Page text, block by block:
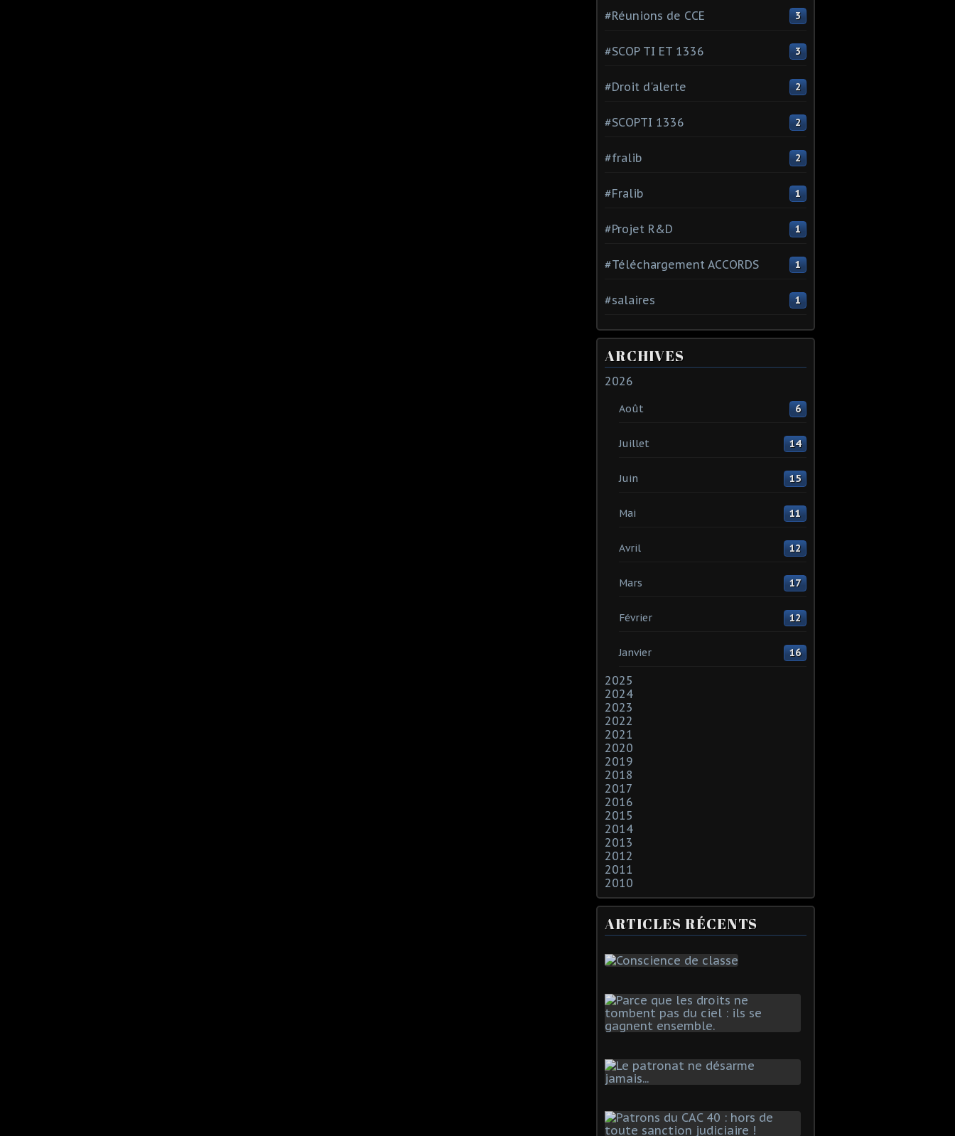
#Réunions de CCE 3
#SCOP TI ET 1336 3
#Droit d'alerte 2
#SCOPTI 1336 2
#fralib 2
#Fralib 1
#Projet R&D 1
#Téléchargement ACCORDS 1
#salaires 1
ARCHIVES
2026
Août 6
Juillet 14
Juin 15
Mai 11
Avril 12
Mars 17
Février 12
Janvier 16
2025
2024
2023
2022
2021
2020
2019
2018
2017
2016
2015
2014
2013
2012
2011
2010
ARTICLES RÉCENTS